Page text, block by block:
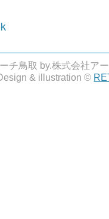
チ鳥取 by.株式会社ア
& illustration ©